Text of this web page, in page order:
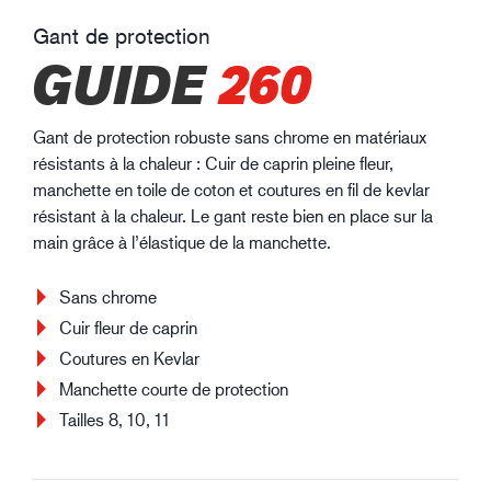
Gant de protection
GUIDE260
Gant de protection robuste sans chrome en matériaux
résistants à la chaleur : Cuir de caprin pleine fleur,
manchette en toile de coton et coutures en fil de kevlar
résistant à la chaleur. Le gant reste bien en place sur la
main grâce à l’élastique de la manchette.
Sans chrome
Cuir fleur de caprin
Coutures en Kevlar
Manchette courte de protection
Tailles 8, 10, 11